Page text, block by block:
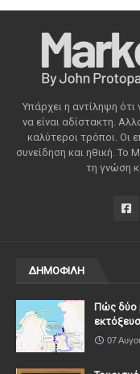
Υπάρχει η αντίληψη ότι
να είναι αδίστακτη.
καλύτεροι τρόποι. Οι
συνείδηση ​​και ηθική. Το
τη γνώση
ΔΗΜΟΦΙΛΗ
Πώς δύο
07